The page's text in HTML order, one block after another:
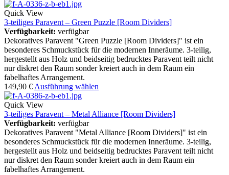
Quick View
3-teiliges Paravent – Green Puzzle [Room Dividers]
Verfügbarkeit: verfügbar
Dekoratives Paravent "Green Puzzle [Room Dividers]" ist ein
besonderes Schmuckstück für die modernen Inneräume. 3-teilig,
hergestellt aus Holz und beidseitig bedrucktes Paravent teilt nicht
nur diskret den Raum sonder kreiert auch in dem Raum ein
fabelhaftes Arrangement.
149,90 € Ausführung wählen
Quick View
3-teiliges Paravent – Metal Alliance [Room Dividers]
Verfügbarkeit: verfügbar
Dekoratives Paravent "Metal Alliance [Room Dividers]" ist ein
besonderes Schmuckstück für die modernen Inneräume. 3-teilig,
hergestellt aus Holz und beidseitig bedrucktes Paravent teilt nicht
nur diskret den Raum sonder kreiert auch in dem Raum ein
fabelhaftes Arrangement.